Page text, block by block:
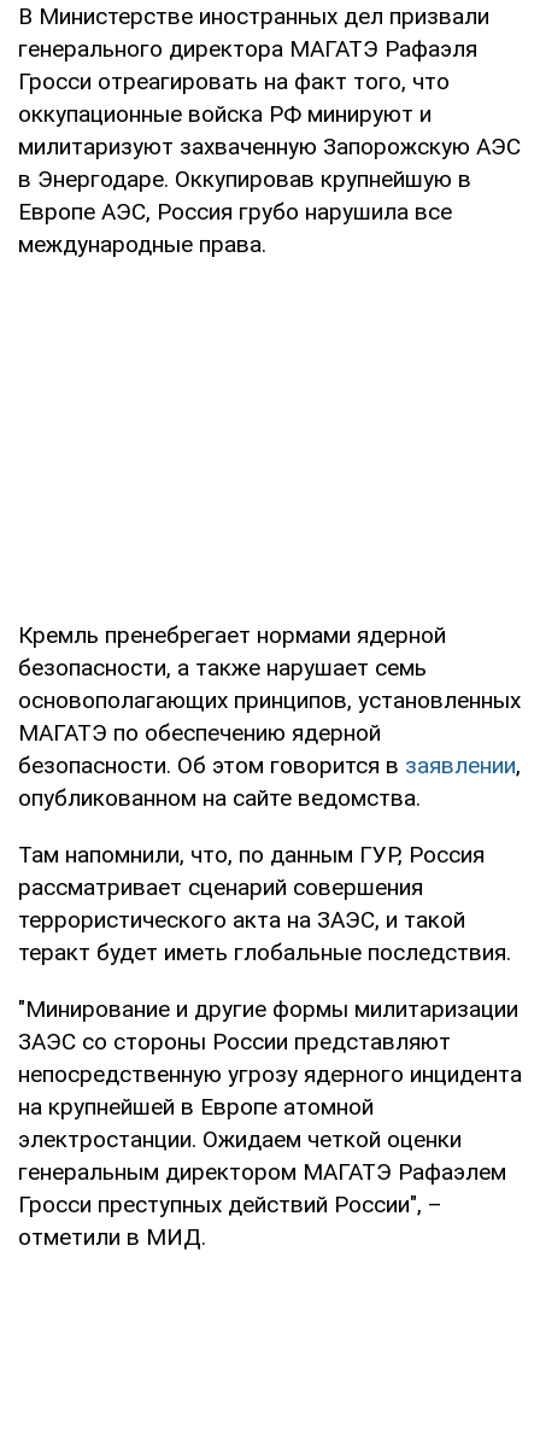
В Министерстве иностранных дел призвали
генерального директора МАГАТЭ Рафаэля
Гросси отреагировать на факт того, что
оккупационные войска РФ минируют и
милитаризуют захваченную Запорожскую АЭС
в Энергодаре. Оккупировав крупнейшую в
Европе АЭС, Россия грубо нарушила все
международные права.
Кремль пренебрегает нормами ядерной
безопасности, а также нарушает семь
основополагающих принципов, установленных
МАГАТЭ по обеспечению ядерной
безопасности. Об этом говорится в заявлении,
опубликованном на сайте ведомства.
Там напомнили, что, по данным ГУР, Россия
рассматривает сценарий совершения
террористического акта на ЗАЭС, и такой
теракт будет иметь глобальные последствия.
"Минирование и другие формы милитаризации
ЗАЭС со стороны России представляют
непосредственную угрозу ядерного инцидента
на крупнейшей в Европе атомной
электростанции. Ожидаем четкой оценки
генеральным директором МАГАТЭ Рафаэлем
Гросси преступных действий России", –
отметили в МИД.